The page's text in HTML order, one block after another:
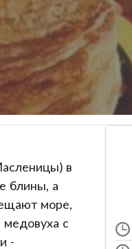
в
блины, а
море,
с
-